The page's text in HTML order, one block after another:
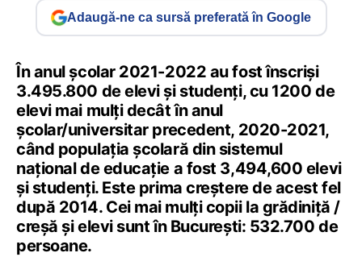
Adaugă-ne ca sursă preferată în Google
În anul școlar 2021-2022 au fost înscriși
3.495.800 de elevi şi studenţi, cu 1200 de
elevi mai mulți decât în anul
şcolar/universitar precedent, 2020-2021,
când populaţia şcolară din sistemul
naţional de educaţie a fost 3,494,600 elevi
şi studenţi. Este prima creștere de acest fel
după 2014. Cei mai mulți copii la grădiniță /
creșă și elevi sunt în București: 532.700 de
persoane.